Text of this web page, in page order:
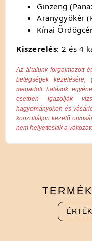
Ginzeng
Aranygyökér
Kínai
Kiszerelés: 2 és 4
Az általunk forgalmazott
betegségek
megadott hatások
esetben igazolják
hagyományokon és
konzultáljon kezelő
nem helyettesítik a
TERMÉK